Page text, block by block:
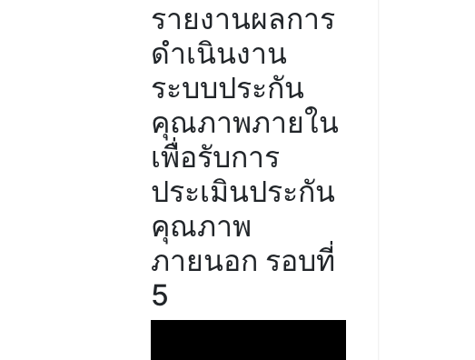
รายงานผลการ
ดำเนินงาน
ระบบประกัน
คุณภาพภายใน
เพื่อรับการ
ประเมินประกัน
คุณภาพ
ภายนอก รอบที่
5